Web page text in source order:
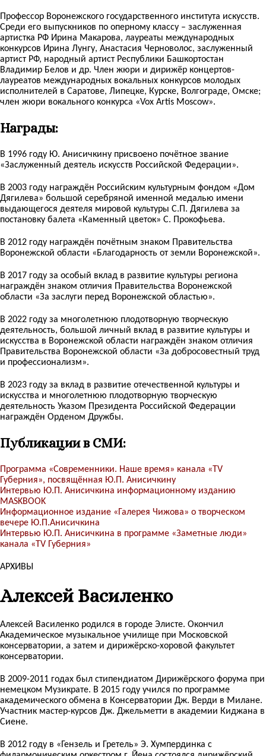
Профессор Воронежского государственного института искусств.
Среди его выпускников по оперному классу – заслуженная
артистка РФ Ирина Макарова, лауреаты международных
конкурсов Ирина Лунгу, Анастасия Черноволос, заслуженный
артист РФ, народный артист Республики Башкортостан
Владимир Белов и др. Член жюри и дирижёр концертов-
лауреатов международных вокальных конкурсов молодых
исполнителей в Саратове, Липецке, Курске, Волгограде, Омске;
член жюри вокального конкурса «Vox Artis Moscow».
Награды:
В 1996 году Ю. Анисичкину присвоено почётное звание
«Заслуженный деятель искусств Российской Федерации».
В 2003 году награждён Российским культурным фондом «Дом
Дягилева» большой серебряной именной медалью имени
выдающегося деятеля мировой культуры С.П. Дягилева за
постановку балета «Каменный цветок» С. Прокофьева.
В 2012 году награждён почётным знаком Правительства
Воронежской области «Благодарность от земли Воронежской».
В 2017 году за особый вклад в развитие культуры региона
награждён знаком отличия Правительства Воронежской
области «За заслуги перед Воронежской областью».
В 2022 году за многолетнюю плодотворную творческую
деятельность, большой личный вклад в развитие культуры и
искусства в Воронежской области награждён знаком отличия
Правительства Воронежской области «За добросовестный труд
и профессионализм».
В 2023 году за вклад в развитие отечественной культуры и
искусства и многолетнюю плодотворную творческую
деятельность Указом Президента Российской Федерации
награждён Орденом Дружбы.
Публикации в СМИ:
Программа «Современники. Наше время» канала «TV
Губерния», посвящённая Ю.П. Анисичкину
Интервью Ю.П. Анисичкина информационному изданию
MASKBOOK
Информационное издание «Галерея Чижова» о творческом
вечере Ю.П.Анисичкина
Интервью Ю.П. Анисичкина в программе «Заметные люди»
канала «TV Губерния»
АРХИВЫ
Алексей Василенко
Алексей Василенко родился в городе Элисте. Окончил
Академическое музыкальное училище при Московской
консерватории, а затем и дирижёрско-хоровой факультет
консерватории.
В 2009-2011 годах был стипендиатом Дирижёрского форума при
немецком Музикрате. В 2015 году учился по программе
академического обмена в Консерватории Дж. Верди в Милане.
Участник мастер-курсов Дж. Джельметти в академии Киджана в
Сиене.
В 2012 году в «Гензель и Гретель» Э. Хумпердинка с